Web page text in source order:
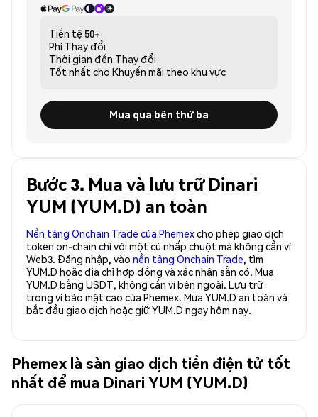
Tiền tệ 50+
Phí Thay đổi
Thời gian đến Thay đổi
Tốt nhất cho Khuyến mãi theo khu vực
Mua qua bên thứ ba
Bước 3. Mua và lưu trữ Dinari
YUM (YUM.D) an toàn
Nền tảng Onchain Trade của Phemexcho phép giao dịch
token on-chain chỉ với một cú nhấp chuột mà không cần ví
Web3. Đăng nhập, vào nền tảng Onchain Trade, tìm
YUM.D hoặc địa chỉ hợp đồng và xác nhận sẵn có. Mua
YUM.D bằng USDT, không cần ví bên ngoài. Lưu trữ
trong ví bảo mật cao của Phemex. Mua YUM.D an toàn và
bắt đầu giao dịch hoặc giữ YUM.D ngay hôm nay.
Phemex là sàn giao dịch tiền điện tử tốt
nhất để mua Dinari YUM (YUM.D)